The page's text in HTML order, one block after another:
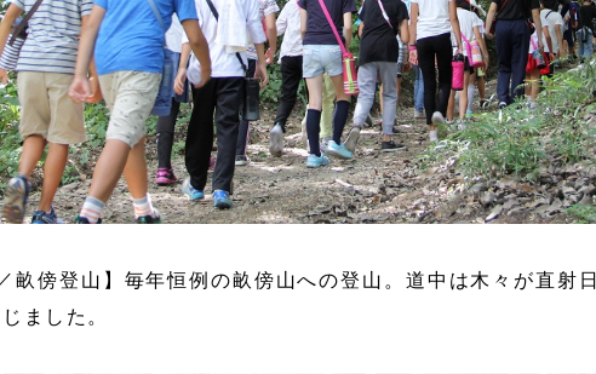
畝傍登山】毎年恒例の畝傍山への登山。道中は木々が直射
ました。